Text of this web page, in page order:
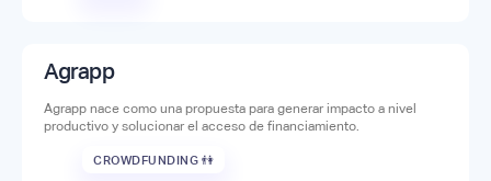
Agrapp
Agrapp nace como una propuesta para generar impacto a nivel
productivo y solucionar el acceso de financiamiento.
CROWDFUNDING 👫